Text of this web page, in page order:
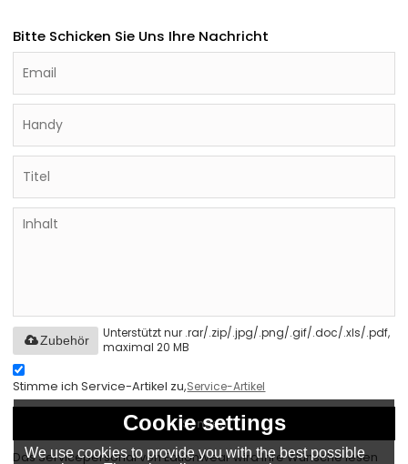
Bitte Schicken Sie Uns Ihre Nachricht
Unterstützt nur .rar/.zip/.jpg/.png/.gif/.doc/.xls/.pdf,
maximal 20 MB
Zubehör
Stimme ich Service-Artikel zu,Service-Artikel
Senden
Das Servicepersonal von Eationwear wird Ihre Wünsche lesen
Cookie settings
We use cookies to provide you with the best possible